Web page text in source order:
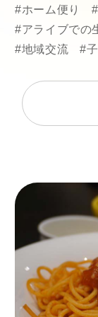
#ホーム便り
#アライブでの
#地域交流
#